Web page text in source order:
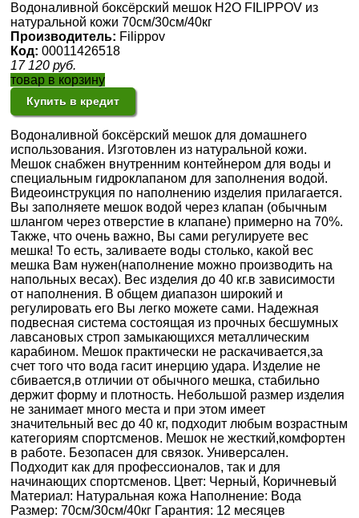
Водоналивной боксёрский мешок H2O FILIPPOV из
натуральной кожи 70см/30см/40кг
Производитель: Filippov
Код: 00011426518
17 120 руб.
товар в корзину
Купить в кредит
Водоналивной боксёрский мешок для домашнего
использования. Изготовлен из натуральной кожи.
Мешок снабжен внутренним контейнером для воды и
специальным гидроклапаном для заполнения водой.
Видеоинструкция по наполнению изделия прилагается.
Вы заполняете мешок водой через клапан (обычным
шлангом через отверстие в клапане) примерно на 70%.
Также, что очень важно, Вы сами регулируете вес
мешка! То есть, заливаете воды столько, какой вес
мешка Вам нужен(наполнение можно производить на
напольных весах). Вес изделия до 40 кг.в зависимости
от наполнения. В общем диапазон широкий и
регулировать его Вы легко можете сами. Надежная
подвесная система состоящая из прочных бесшумных
лавсановых строп замыкающихся металлическим
карабином. Мешок практически не раскачивается,за
счет того что вода гасит инерцию удара. Изделие не
сбивается,в отличии от обычного мешка, стабильно
держит форму и плотность. Небольшой размер изделия
не занимает много места и при этом имеет
значительный вес до 40 кг, подходит любым возрастным
категориям спортсменов. Мешок не жесткий,комфортен
в работе. Безопасен для связок. Универсален.
Подходит как для профессионалов, так и для
начинающих спортсменов. Цвет: Черный, Коричневый
Материал: Натуральная кожа Наполнение: Вода
Размер: 70см/30см/40кг Гарантия: 12 месяцев